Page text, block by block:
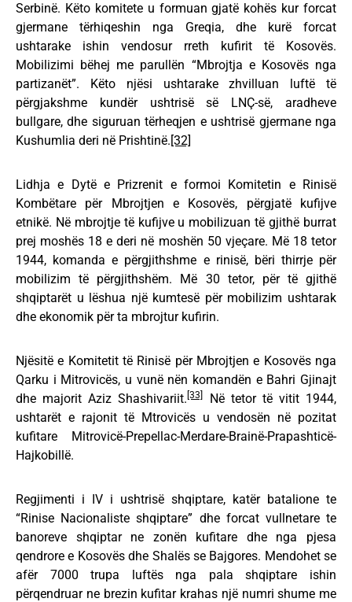
Serbinë. Këto komitete u formuan gjatë kohës kur forcat
gjermane tërhiqeshin nga Greqia, dhe kurë forcat
ushtarake ishin vendosur rreth kufirit të Kosovës.
Mobilizimi bëhej me parullën “Mbrojtja e Kosovës nga
partizanët”. Këto njësi ushtarake zhvilluan luftë të
përgjakshme kundër ushtrisë së LNÇ-së, aradheve
bullgare, dhe siguruan tërheqjen e ushtrisë gjermane nga
Kushumlia deri në Prishtinë.[32]
Lidhja e Dytë e Prizrenit e formoi Komitetin e Rinisë
Kombëtare për Mbrojtjen e Kosovës, përgjatë kufijve
etnikë. Në mbrojtje të kufijve u mobilizuan të gjithë burrat
prej moshës 18 e deri në moshën 50 vjeçare. Më 18 tetor
1944, komanda e përgjithshme e rinisë, bëri thirrje për
mobilizim të përgjithshëm. Më 30 tetor, për të gjithë
shqiptarët u lëshua një kumtesë për mobilizim ushtarak
dhe ekonomik për ta mbrojtur kufirin.
Njësitë e Komitetit të Rinisë për Mbrojtjen e Kosovës nga
Qarku i Mitrovicës, u vunë nën komandën e Bahri Gjinajt
dhe majorit Aziz Shashivariit.[33]
Në tetor të vitit 1944,
ushtarët e rajonit të Mtrovicës u vendosën në pozitat
kufitare Mitrovicë-Prepellac-Merdare-Brainë-Prapashticë-
Hajkobillë.
Regjimenti i IV i ushtrisë shqiptare, katër batalione te
“Rinise Nacionaliste shqiptare” dhe forcat vullnetare te
banoreve shqiptar ne zonën kufitare dhe nga pjesa
qendrore e Kosovës dhe Shalës se Bajgores. Mendohet se
afër 7000 trupa luftës nga pala shqiptare ishin
përqendruar ne brezin kufitar krahas një numri shume me